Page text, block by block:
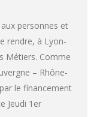
personnes et
rendre, à Lyon-
Métiers. Comme
– Rhône-
le financement
Jeudi 1er